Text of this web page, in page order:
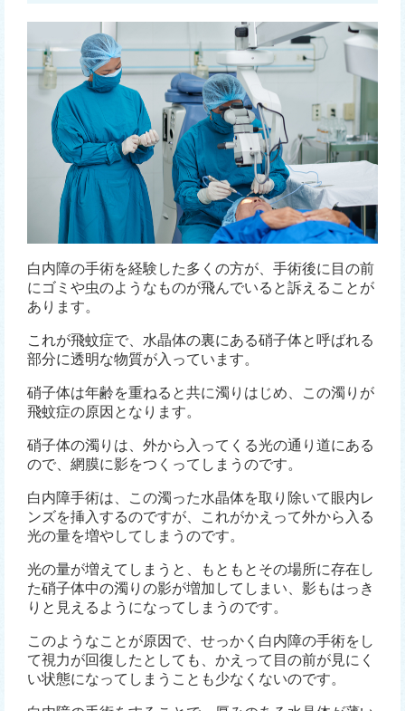
白内障の手術を経験した多くの方が、手術後に目の前
にゴミや虫のようなものが飛んでいると訴えることが
あります。
これが飛蚊症で、水晶体の裏にある硝子体と呼ばれる
部分に透明な物質が入っています。
硝子体は年齢を重ねると共に濁りはじめ、この濁りが
飛蚊症の原因となります。
硝子体の濁りは、外から入ってくる光の通り道にある
ので、網膜に影をつくってしまうのです。
白内障手術は、この濁った水晶体を取り除いて眼内レ
ンズを挿入するのですが、これがかえって外から入る
光の量を増やしてしまうのです。
光の量が増えてしまうと、もともとその場所に存在し
た硝子体中の濁りの影が増加してしまい、影もはっき
りと見えるようになってしまうのです。
このようなことが原因で、せっかく白内障の手術をし
て視力が回復したとしても、かえって目の前が見にく
い状態になってしまうことも少なくないのです。